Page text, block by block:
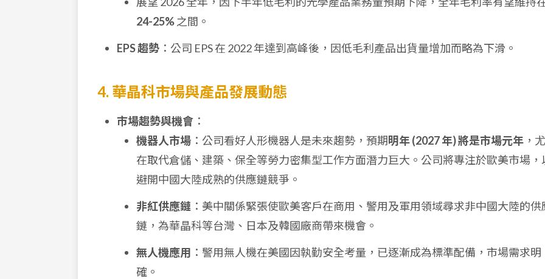
24-25%之間。
EPS 趨勢 ：公司 EPS 在 2022 年達到高峰後，因低毛利產品出貨量增加而略為下滑。
4. 華晶科市場與產品發展動態
市場趨勢與機會 ：
機器人市場 ：公司看好人形機器人是未來趨勢，預期明年 (2027 年) 將是市場元年 ，
在取代倉儲、建築、保全等勞力密集型工作方面潛力巨大。公司將專注於歐美市場，
避開中國大陸成熟的供應鏈競爭。
非紅供應鏈 ：美中關係緊張使歐美客戶在商用、警用及軍用領域尋求非中國大陸的供
鏈，為華晶科等台灣、日本及韓國廠商帶來機會。
無人機應用 ：警用無人機在美國因執勤安全考量，已逐漸成為標準配備，市場需求明
確。